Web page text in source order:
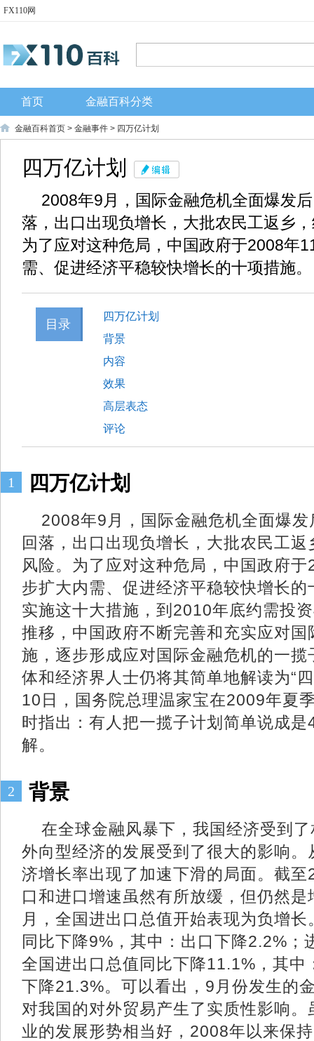
FX110网
首页 金融百科分类
金融百科首页 > 金融事件 > 四万亿计划
四万亿计划
2008年9月，国际金融危机全面爆发
落，出口出现负增长，大批农民工返乡
为了应对这种危局，中国政府于2008年
需、促进经济平稳较快增长的十项措施。
目录
四万亿计划
背景
内容
效果
高层表态
评论
1 四万亿计划
2008年9月，国际金融危机全面爆
回落，出口出现负增长，大批农民工
风险。为了应对这种危局，中国政府
步扩大内需、促进经济平稳较快增长
实施这十大措施，到2010年底约需投
推移，中国政府不断完善和充实应对
施，逐步形成应对国际金融危机的一
体和经济界人士仍将其简单地解读为“
10日，国务院总理温家宝在2009年夏
时指出：有人把一揽子计划简单说成
解。
2 背景
在全球金融风暴下，我国经济受到
外向型经济的发展受到了很大的影响
济增长率出现了加速下滑的局面。截
口和进口增速虽然有所放缓，但仍然
月，全国进出口总值开始表现为负增
同比下降9%，其中：出口下降2.2%；
全国进出口总值同比下降11.1%，其中
下降21.3%。可以看出，9月份发生的
对我国的对外贸易产生了实质性影响
业的发展形势相当好，2008年以来保